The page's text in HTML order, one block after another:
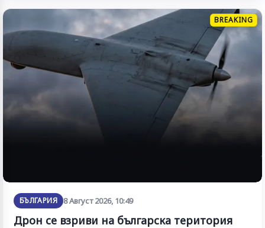
BREAKING
БЪЛГАРИЯ 8 Август 2026, 10:49
Дрон се взриви на българска територия